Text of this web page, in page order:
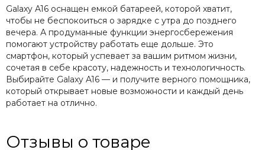
Galaxy A16 оснащен емкой батареей, которой хватит,
чтобы не беспокоиться о зарядке с утра до позднего
вечера. А продуманные функции энергосбережения
помогают устройству работать еще дольше. Это
смартфон, который успевает за вашим ритмом жизни,
сочетая в себе красоту, надежность и технологичность.
Выбирайте Galaxy A16 — и получите верного помощника,
который открывает новые возможности и каждый день
работает на отлично.
Отзывы о товаре